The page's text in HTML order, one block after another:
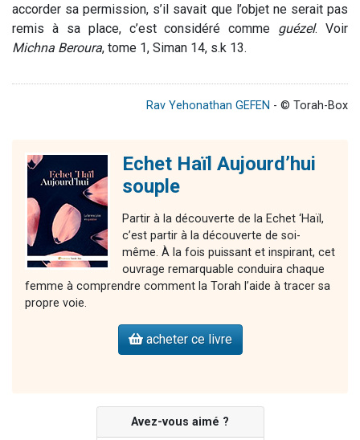
accorder sa permission, s’il savait que l’objet ne serait pas
remis à sa place, c’est considéré comme guézel. Voir
Michna Beroura, tome 1, Siman 14, s.k 13.
Rav Yehonathan GEFEN - © Torah-Box
Echet Haïl Aujourd’hui
souple
Partir à la découverte de la Echet ‘Haïl,
c’est partir à la découverte de soi-
même. À la fois puissant et inspirant, cet
ouvrage remarquable conduira chaque
femme à comprendre comment la Torah l’aide à tracer sa
propre voie.
acheter ce livre
Avez-vous aimé ?